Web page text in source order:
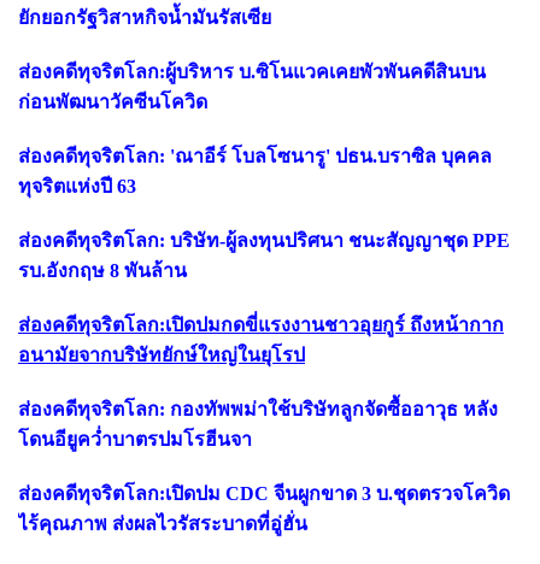
ยักยอกรัฐวิสาหกิจน้ำมันรัสเซีย
ส่องคดีทุจริตโลก:ผู้บริหาร บ.ซิโนแวคเคยพัวพันคดีสินบน
ก่อนพัฒนาวัคซีนโควิด
ส่องคดีทุจริตโลก: 'ณาอีร์ โบลโซนารู' ปธน.บราซิล บุคคล
ทุจริตแห่งปี 63
ส่องคดีทุจริตโลก: บริษัท-ผู้ลงทุนปริศนา ชนะสัญญาชุด PPE
รบ.อังกฤษ 8 พันล้าน
ส่องคดีทุจริตโลก:เปิดปมกดขี่แรงงานชาวอุยกูร์ ถึงหน้ากาก
อนามัยจากบริษัทยักษ์ใหญ่ในยุโรป
ส่องคดีทุจริตโลก: กองทัพพม่าใช้บริษัทลูกจัดซื้ออาวุธ หลัง
โดนอียูคว่ำบาตรปมโรฮีนจา
ส่องคดีทุจริตโลก:เปิดปม CDC จีนผูกขาด 3 บ.ชุดตรวจโควิด
ไร้คุณภาพ ส่งผลไวรัสระบาดที่อู่ฮั่น